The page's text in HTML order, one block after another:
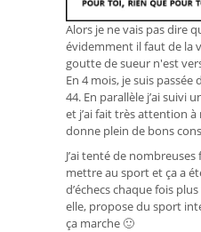
Alors je ne vais pas dire
évidemment il faut de la
goutte de sueur n'est
En 4 mois, je suis passée
44. En parallèle j’ai suivi
et j’ai fait très attention
donne plein de bons
J’ai tenté de
mettre au sport et ça a
d’échecs chaque fois
elle, propose du sport
ça marche 🙂